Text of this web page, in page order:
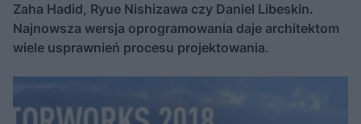
Zaha Hadid, Ryue Nishizawa czy Daniel Libeskin.
Najnowsza wersja oprogramowania daje architektom
wiele usprawnień procesu projektowania.